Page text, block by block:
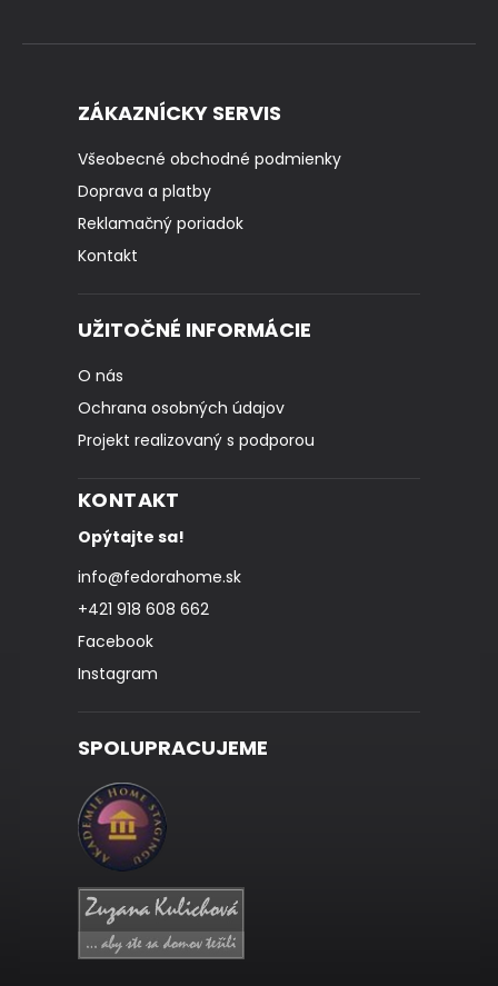
ZÁKAZNÍCKY SERVIS
Všeobecné obchodné podmienky
Doprava a platby
Reklamačný poriadok
Kontakt
UŽITOČNÉ INFORMÁCIE
O nás
Ochrana osobných údajov
Projekt realizovaný s podporou
KONTAKT
Opýtajte sa!
info@fedorahome.sk
+421 918 608 662
Facebook
Instagram
SPOLUPRACUJEME